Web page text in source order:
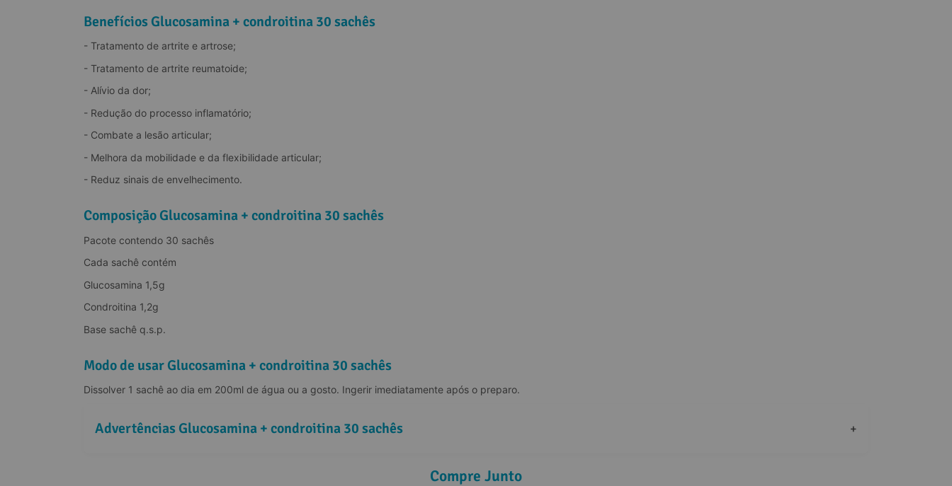
Benefícios Glucosamina + condroitina 30 sachês
- Tratamento de artrite e artrose;
- Tratamento de artrite reumatoide;
- Alívio da dor;
- Redução do processo inflamatório;
- Combate a lesão articular;
- Melhora da mobilidade e da flexibilidade articular;
- Reduz sinais de envelhecimento.
Composição Glucosamina + condroitina 30 sachês
Pacote contendo 30 sachês
Cada sachê contém
Glucosamina 1,5g
Condroitina 1,2g
Base sachê q.s.p.
Modo de usar Glucosamina + condroitina 30 sachês
Dissolver 1 sachê ao dia em 200ml de água ou a gosto. Ingerir imediatamente após o preparo.
Advertências Glucosamina + condroitina 30 sachês +
Compre Junto